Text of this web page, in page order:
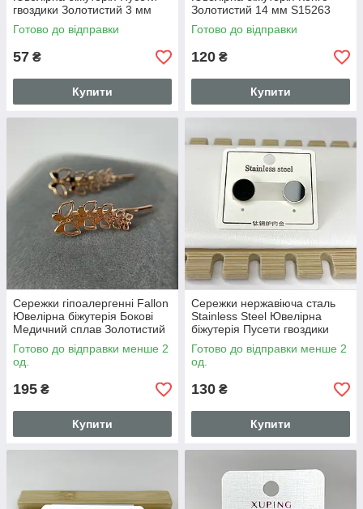
гвоздики Золотистий 3 мм
S15266
Готово до відправки
57 ₴
Купити
Золотистий 14 мм S15263
Готово до відправки
120 ₴
Купити
Сережки гіпоалергенні Fallon
Ювелірна біжутерія Бокові
Медичний сплав Золотистий
18 мм S15261
Готово до відправки менше 2
од.
195 ₴
Купити
Сережки нержавіюча сталь
Stainless Steel Ювелірна
біжутерія Пусети гвоздики
Золотистий 11 мм S15259
Готово до відправки менше 2
од.
130 ₴
Купити